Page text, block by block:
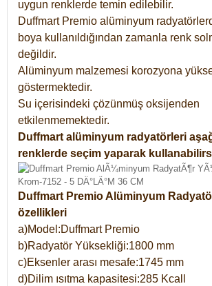
uygun renklerde temin edilebilir.
Duffmart Premio alüminyum
boya kullanıldığından zamanla renk
değildir.
Alüminyum malzemesi korozyona
göstermektedir.
Su içerisindeki çözünmüş oksijenden
etkilenmemektedir.
Duffmart alüminyum radyatörleri
renklerde seçim yaparak
Duffmart Premio Alüminyum
özellikleri
a)Model:Duffmart Premio
b)Radyatör Yüksekliği:1800 mm
c)Eksenler arası mesafe:1745 mm
d)Dilim ısıtma kapasitesi:285 Kcall